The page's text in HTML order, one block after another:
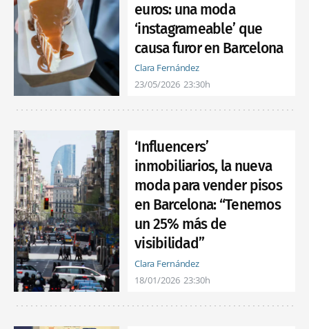
euros: una moda
‘instagrameable’ que
causa furor en Barcelona
Clara Fernández
23/05/2026 23:30h
‘Influencers’
inmobiliarios, la nueva
moda para vender pisos
en Barcelona: “Tenemos
un 25% más de
visibilidad”
Clara Fernández
18/01/2026 23:30h